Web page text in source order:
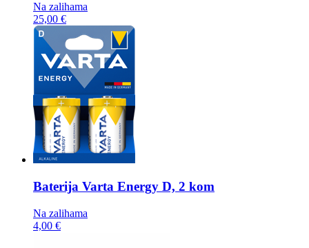
Na zalihama
25,00 €
Baterija Varta Energy D, 2 kom
Na zalihama
4,00 €